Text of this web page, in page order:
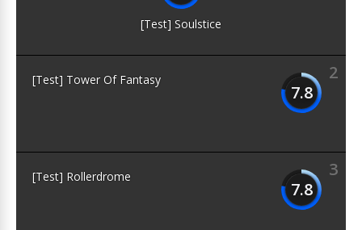
[Test] Soulstice
2
7.8
[Test] Tower Of Fantasy
3
7.8
[Test] Rollerdrome